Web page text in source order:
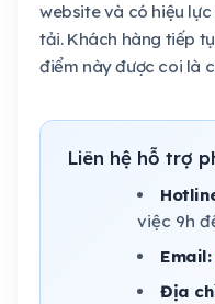
website và có hiệu
tải. Khách hàng tiếp
điểm này được coi là
Liên hệ hỗ trợ
việc 9h
Email:
Địa